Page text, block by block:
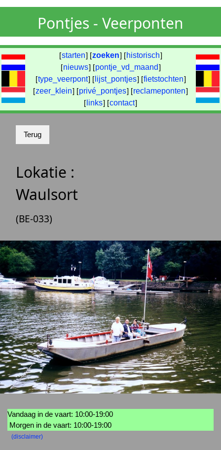
Pontjes - Veerponten
[starten] [zoeken] [ historisch]
[nieuws] [pontje_vd_maand]
[type_veerpont] [ lijst_pontjes] [fietstochten]
[zeer_klein] [privé_pontjes] [reclameponten]
[ links] [contact]
Lokatie :
Waulsort
(BE-033)
Vandaag in de vaart: 10:00-19:00
Morgen in de vaart: 10:00-19:00
(disclaimer)